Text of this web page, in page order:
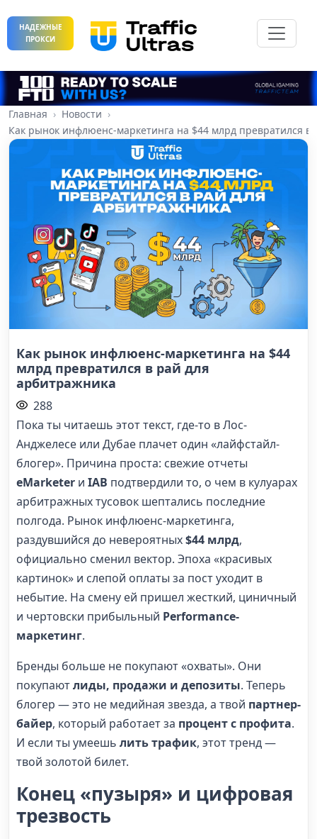
НАДЕЖНЫЕ
ПРОКСИ
Главная
Новости
Как рынок инфлюенс-маркетинга на $44 млрд превратился в
Как рынок инфлюенс-маркетинга на $44
млрд превратился в рай для
арбитражника
288
Пока ты читаешь этот текст, где-то в Лос-
Анджелесе или Дубае плачет один «лайфстайл-
блогер». Причина проста: свежие отчеты
eMarketer и IAB подтвердили то, о чем в кулуарах
арбитражных тусовок шептались последние
полгода. Рынок инфлюенс-маркетинга,
раздувшийся до невероятных$44 млрд,
официально сменил вектор. Эпоха «красивых
картинок» и слепой оплаты за пост уходит в
небытие. На смену ей пришел жесткий, циничный
и чертовски прибыльный Performance-
маркетинг.
Бренды больше не покупают «охваты». Они
покупаютлиды, продажи и депозиты. Теперь
блогер — это не медийная звезда, а твой партнер-
байер, который работает за процент с профита.
И если ты умеешь лить трафик, этот тренд —
твой золотой билет.
Конец «пузыря» и цифровая
трезвость